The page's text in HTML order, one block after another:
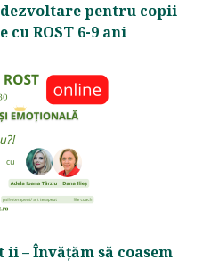
dezvoltare pentru copii
ROST 6-9 ani
ii – Învățăm să coasem